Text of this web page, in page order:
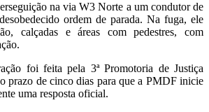
na via W3 Norte a um condutor de
ordem de parada. Na fuga, ele
calçadas e áreas com pedestres, com
foi feita pela 3ª Promotoria de Justiça
prazo de cinco dias para que a PMDF inicie
uma resposta oficial.